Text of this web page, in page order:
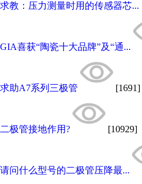
求教：压力测量时用的传感器芯...
GIA喜获“陶瓷十大品牌”及“通...
求助A7系列三极管 [1691]
二极管接地作用? [10929]
请问什么型号的二极管压降最...